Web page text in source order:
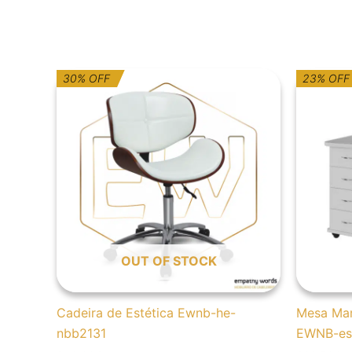
30% OFF
OUT OF STOCK
Cadeira de Estética Ewnb-he-
nbb2131
O
preço
original
era:
246,00€.
O
preço
atual
é:
172,20€.
23% OFF
Mesa
EWNB-
O
O